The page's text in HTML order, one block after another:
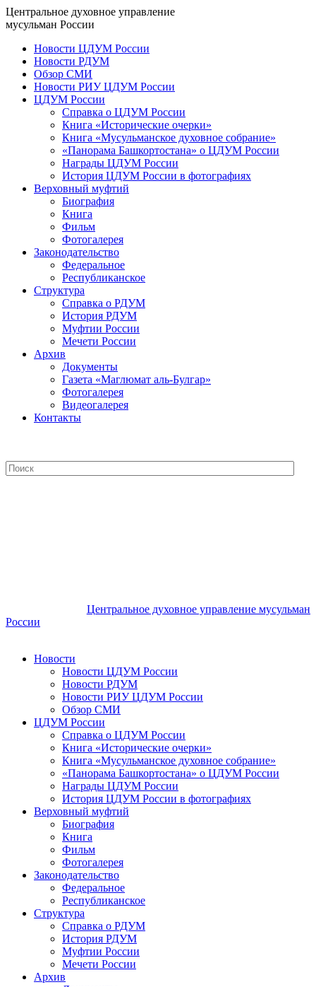
Центральное духовное управление
мусульман России
Новости ЦДУМ России
Новости РДУМ
Обзор СМИ
Новости РИУ ЦДУМ России
ЦДУМ России
Справка о ЦДУМ России
Книга «Исторические очерки»
Книга «Мусульманское духовное собрание»
«Панорама Башкортостана» о ЦДУМ России
Награды ЦДУМ России
История ЦДУМ России в фотографиях
Верховный муфтий
Биография
Книга
Фильм
Фотогалерея
Законодательство
Федеральное
Республиканское
Структура
Справка о РДУМ
История РДУМ
Муфтии России
Мечети России
Архив
Документы
Газета «Маглюмат аль-Булгар»
Фотогалерея
Видеогалерея
Контакты
Центральное духовное управление мусульман
России
Новости
Новости ЦДУМ России
Новости РДУМ
Новости РИУ ЦДУМ России
Обзор СМИ
ЦДУМ России
Справка о ЦДУМ России
Книга «Исторические очерки»
Книга «Мусульманское духовное собрание»
«Панорама Башкортостана» о ЦДУМ России
Награды ЦДУМ России
История ЦДУМ России в фотографиях
Верховный муфтий
Биография
Книга
Фильм
Фотогалерея
Законодательство
Федеральное
Республиканское
Структура
Справка о РДУМ
История РДУМ
Муфтии России
Мечети России
Архив